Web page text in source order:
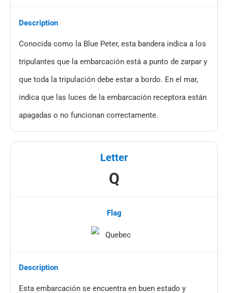
Conocida como la Blue Peter, esta bandera indica a los
tripulantes que la embarcación está a punto de zarpar y
que toda la tripulación debe estar a bordo. En el mar,
indica que las luces de la embarcación receptora están
apagadas o no funcionan correctamente.
Q
Esta embarcación se encuentra en buen estado y